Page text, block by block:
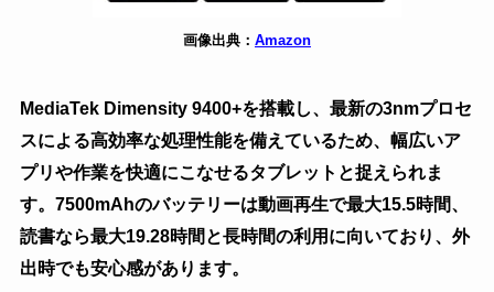
画像出典： Amazon
MediaTek Dimensity 9400+を搭載し、最新の3nmプロセ
スによる高効率な処理性能を備えているため、幅広いア
プリや作業を快適にこなせるタブレットと捉えられま
す。7500mAhのバッテリーは動画再生で最大15.5時間、
読書なら最大19.28時間と長時間の利用に向いており、外
出時でも安心感があります。